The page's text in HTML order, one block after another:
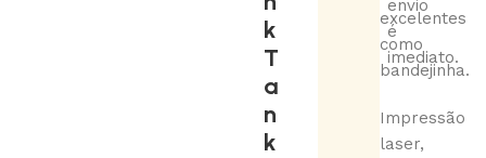
k
T
a
n
k
envio
é
imediato.
excelentes
como
bandejinha.
Impressão
laser,